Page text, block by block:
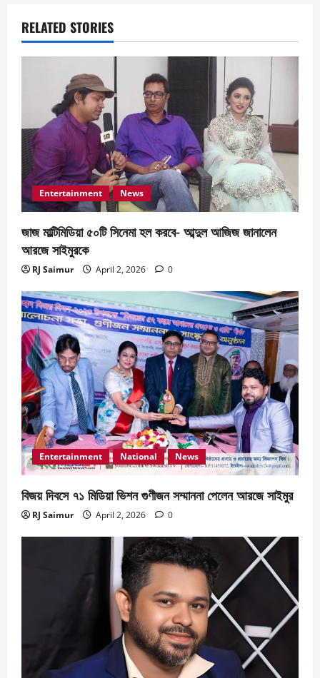
g
a
o
n
RELATED STORIES
Entertainment News
জাজ মাল্টিমিডিয়া ৫০টি সিনেমা হল করবে- আব্দুল আজিজ জানালেন
আরজে সাইমুরকে
RJ Saimur April 2, 2026 0
Entertainment National News
বিজয় দিবসে ৭১ মিডিয়া ভিশন গুণীজন সম্মাননা পেলেন আরজে সাইমুর
RJ Saimur April 2, 2026 0